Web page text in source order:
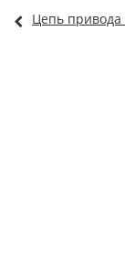
Цепь